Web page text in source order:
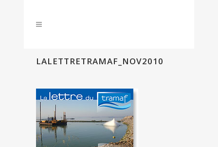
LALETTRETRAMAF_NOV2010